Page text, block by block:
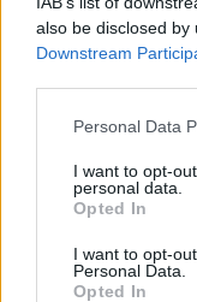
also be disclosed
Downstream
Personal Data
I want to opt-
personal data.
Opted In
I want to opt-
Personal Data.
Opted In
17 Omar Loi
Luca Orgiana